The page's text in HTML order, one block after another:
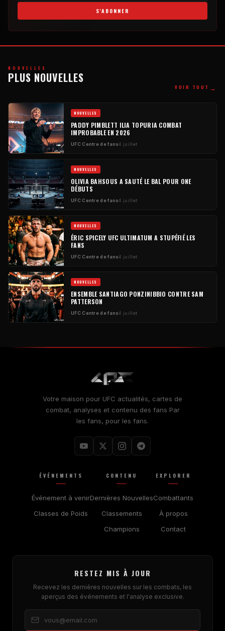
S'ABONNER
NOUVELLES
PLUS NOUVELLES
VOIR TOUT →
NOUVELLES
PADDY PIMBLETT ILIA TOPURIA COMBAT
IMPROBABLE EN 2026
UFCCentre de fans4 juillet
NOUVELLES
OLIVIA BAHSOUS A SAUTÉ LE BAL POUR ONE
DÉBUTS
UFCCentre de fans4 juillet
NOUVELLES
ÉRIC SPICELY UFC ULTIMATUM A STUPÉFIÉ LES
FANS
UFCCentre de fans4 juillet
NOUVELLES
ENSEMBLE SANTIAGO PONZINIBBIO CONTRE SAM
PATTERSON
UFCCentre de fans4 juillet
Votre maison pour UFC actualités, cartes de
combat, analyses et contenu des fans Par
les fans, pour les fans.
ÉVÉNEMENTS
Événement à venir
Classes de Poids
CONTENU
Dernières Nouvelles
Classements
Champions
EXPLORER
Combattants
À propos
Contact
RESTEZ MIS À JOUR
Recevez les dernières nouvelles sur les combats, les
aperçus des événements et l'analyse exclusive.